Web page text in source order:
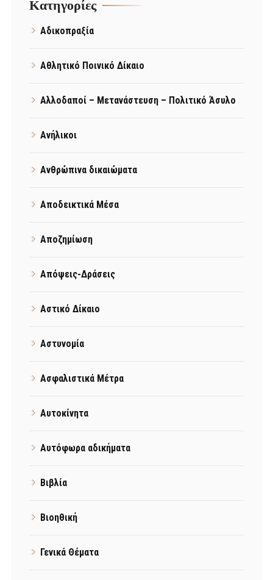
Kατηγορίες
Αδικοπραξία
Αθλητικό Ποινικό Δίκαιο
Αλλοδαποί – Μετανάστευση – Πολιτικό Άσυλο
Ανήλικοι
Ανθρώπινα δικαιώματα
Αποδεικτικά Μέσα
Αποζημίωση
Απόψεις-Δράσεις
Αστικό Δίκαιο
Αστυνομία
Ασφαλιστικά Μέτρα
Αυτοκίνητα
Αυτόφωρα αδικήματα
Βιβλία
Βιοηθική
Γενικά Θέματα